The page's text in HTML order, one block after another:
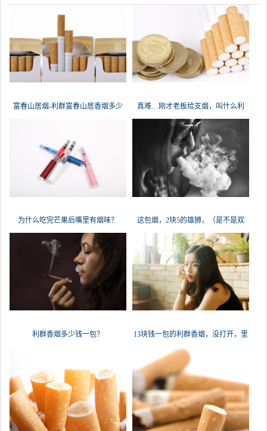
富春山居烟-利群富春山居香烟多少
真难…刚才老板给支烟，叫什么利
群？
为什么吃完芒果后嘴里有烟味？
这包烟，2块5的雄狮，（是不是双
叶?）是不
利群香烟多少钱一包？
13块钱一包的利群香烟，没打开，里
面的